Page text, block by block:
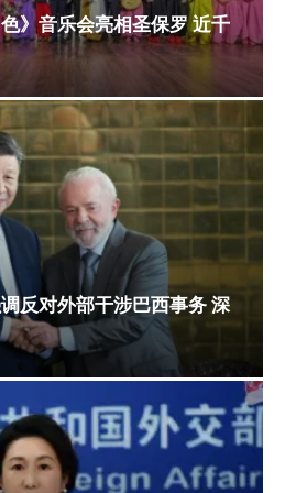
》音乐会亮相圣保罗 近千
反对外部干涉巴西事务 深